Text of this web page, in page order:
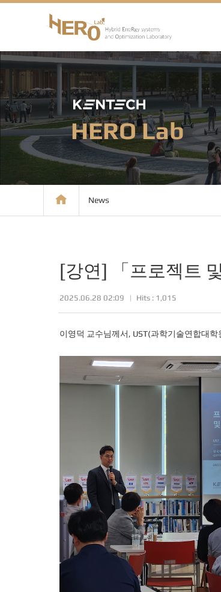
HERO Lab
News
[강연] 「프로젝트
2025.06.28 02:09 Hits : 1,015
이영덕 교수님께서, UST(과학기술연합대